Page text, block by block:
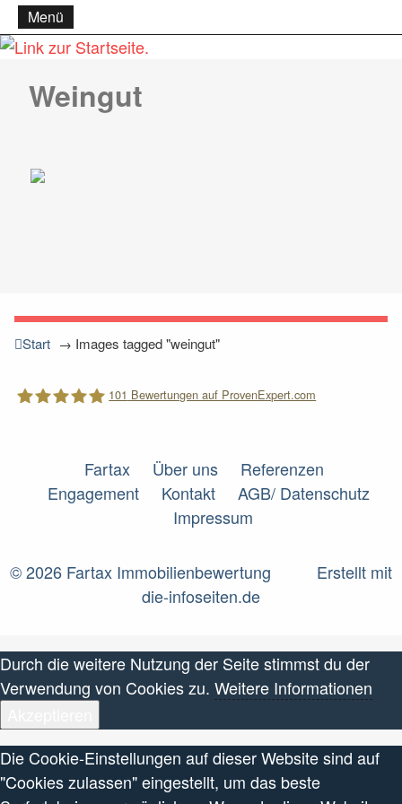
Menü
Weingut
Start → Images tagged "weingut"
101 Bewertungen auf ProvenExpert.com
Fartax Über uns
Referenzen
Engagement
Kontakt
AGB/ Datenschutz
Impressum
© 2026 Fartax Immobilienbewertung
Erstellt mit
die-infoseiten.de
Durch die weitere Nutzung der Seite stimmst du der
Verwendung von Cookies zu. Weitere Informationen
Die Cookie-Einstellungen auf dieser Website sind auf
"Cookies zulassen" eingestellt, um das beste